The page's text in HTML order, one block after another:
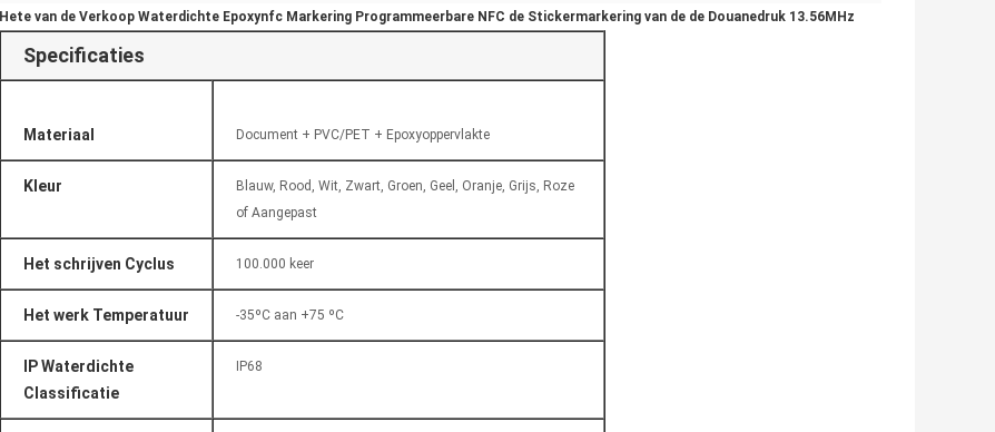
Hete van de Verkoop Waterdichte Epoxynfc Markering Programmeerbare NFC de Stickermarkering van de de Douanedruk 13.56MHz
Specificaties
Materiaal Document + PVC/PET + Epoxyoppervlakte
Kleur
Blauw, Rood, Wit, Zwart, Groen, Geel, Oranje, Grijs, Roze
of Aangepast
Het schrijven Cyclus 100.000 keer
Het werk Temperatuur -35ºC aan +75 ºC
IP Waterdichte
Classificatie
IP68